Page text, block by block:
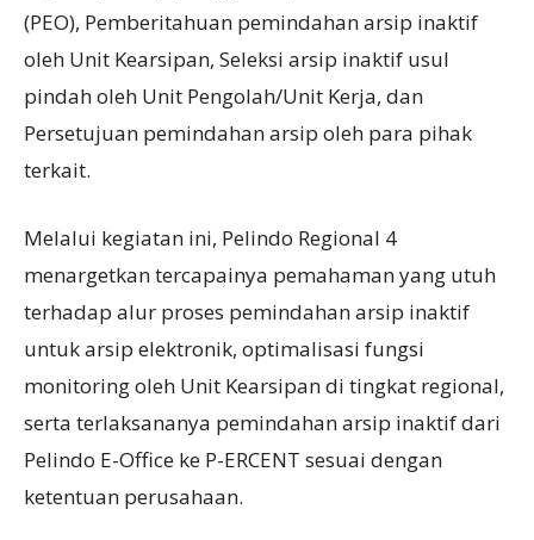
(PEO), Pemberitahuan pemindahan arsip inaktif
oleh Unit Kearsipan, Seleksi arsip inaktif usul
pindah oleh Unit Pengolah/Unit Kerja, dan
Persetujuan pemindahan arsip oleh para pihak
terkait.
Melalui kegiatan ini, Pelindo Regional 4
menargetkan tercapainya pemahaman yang utuh
terhadap alur proses pemindahan arsip inaktif
untuk arsip elektronik, optimalisasi fungsi
monitoring oleh Unit Kearsipan di tingkat regional,
serta terlaksananya pemindahan arsip inaktif dari
Pelindo E-Office ke P-ERCENT sesuai dengan
ketentuan perusahaan.